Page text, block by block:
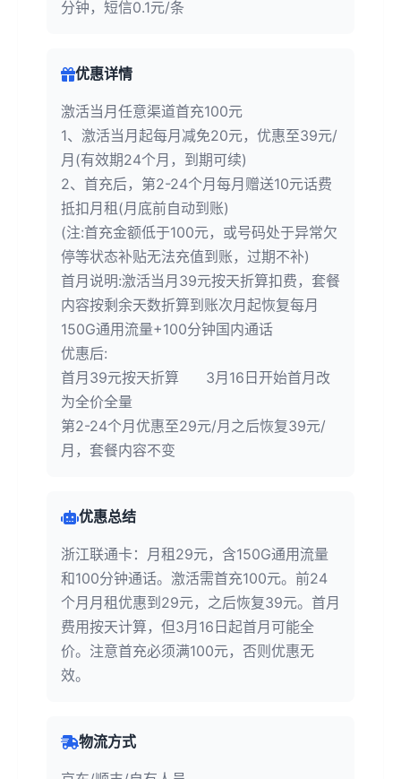
分钟，短信0.1元/条
优惠详情
激活当月任意渠道首充100元
1、激活当月起每月减免20元，优惠至39元/
月(有效期24个月，到期可续)
2、首充后，第2-24个月每月赠送10元话费
抵扣月租(月底前自动到账)
(注:首充金额低于100元，或号码处于异常欠
停等状态补贴无法充值到账，过期不补)
首月说明:激活当月39元按天折算扣费，套餐
内容按剩余天数折算到账次月起恢复每月
150G通用流量+100分钟国内通话
优惠后:
首月39元按天折算 3月16日开始首月改
为全价全量
第2-24个月优惠至29元/月之后恢复39元/
月，套餐内容不变
优惠总结
浙江联通卡：月租29元，含150G通用流量
和100分钟通话。激活需首充100元。前24
个月月租优惠到29元，之后恢复39元。首月
费用按天计算，但3月16日起首月可能全
价。注意首充必须满100元，否则优惠无
效。
物流方式